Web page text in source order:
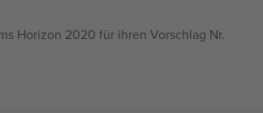
Horizon 2020 für ihren Vorschlag Nr.